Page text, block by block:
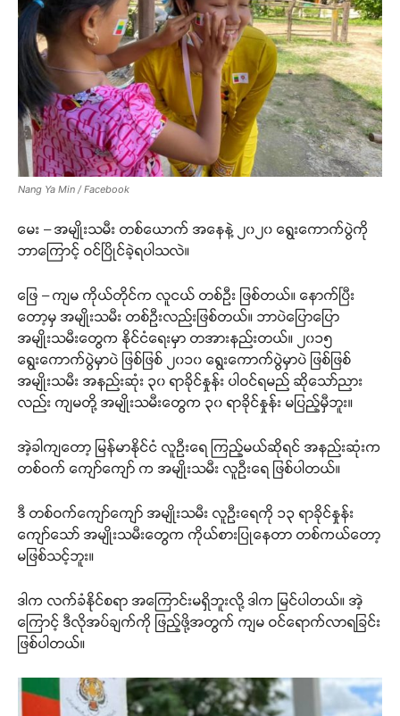
Nang Ya Min / Facebook
မေး – အမျိုးသမီး တစ်ယောက် အနေနဲ့ ၂၀၂၀ ရွေးကောက်ပွဲကို
ဘာကြောင့် ဝင်ပြိုင်ခဲ့ရပါသလဲ။
ဖြေ – ကျမ ကိုယ်တိုင်က လူငယ် တစ်ဦး ဖြစ်တယ်။ နောက်ပြီး
တော့မှ အမျိုးသမီး တစ်ဦးလည်းဖြစ်တယ်။ ဘာပဲပြောပြော
အမျိုးသမီးတွေက နိုင်ငံရေးမှာ တအားနည်းတယ်။ ၂၀၁၅
ရွေးကောက်ပွဲမှာပဲ ဖြစ်ဖြစ် ၂၀၁၀ ရွေးကောက်ပွဲမှာပဲ ဖြစ်ဖြစ်
အမျိုးသမီး အနည်းဆုံး ၃၀ ရာခိုင်နှုန်း ပါဝင်ရမည် ဆိုသော်ညား
လည်း ကျမတို့ အမျိုးသမီးတွေက ၃၀ ရာခိုင်နှုန်း မပြည့်မှီဘူး။
အဲ့ခါကျတော့ မြန်မာနိုင်ငံ လူဦးရေ ကြည့်မယ်ဆိုရင် အနည်းဆုံးက
တစ်ဝက် ကျော်ကျော် က အမျိုးသမီး လူဦးရေ ဖြစ်ပါတယ်။
ဒီ တစ်ဝက်ကျော်ကျော် အမျိုးသမီး လူဦးရေကို ၁၃ ရာခိုင်နှုန်း
ကျော်သော် အမျိုးသမီးတွေက ကိုယ်စားပြုနေတာ တစ်ကယ်တော့
မဖြစ်သင့်ဘူး။
ဒါက လက်ခံနိုင်စရာ အကြောင်းမရှိဘူးလို့ ဒါက မြင်ပါတယ်။ အဲ့
ကြောင့် ဒီလိုအပ်ချက်ကို ဖြည့်ဖို့အတွက် ကျမ ဝင်ရောက်လာရခြင်း
ဖြစ်ပါတယ်။